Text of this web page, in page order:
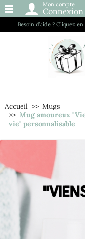
Besoin d’aide ? Cliquez
Mon compte
Connexion
Accueil
Mugs
Mug amoureux
vie" personnalisable